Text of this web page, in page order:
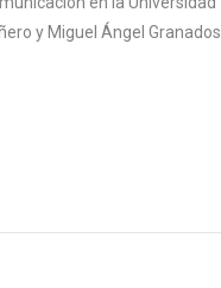
y Miguel Ángel Granados